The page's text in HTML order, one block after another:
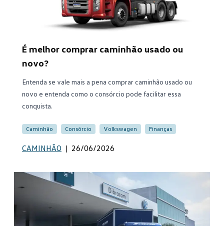
É melhor comprar caminhão usado ou
novo?
Entenda se vale mais a pena comprar caminhão usado ou
novo e entenda como o consórcio pode facilitar essa
conquista.
Caminhão Consórcio Volkswagen Finanças
CAMINHÃO | 26/06/2026